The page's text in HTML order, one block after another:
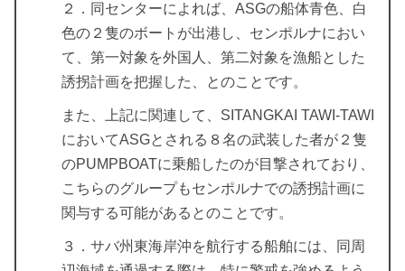
２．同センターによれば、ASGの船体青色、白
色の２隻のボートが出港し、センポルナにおい
て、第一対象を外国人、第二対象を漁船とした
誘拐計画を把握した、とのことです。
また、上記に関連して、SITANGKAI TAWI-TAWI
においてASGとされる８名の武装した者が２隻
のPUMPBOATに乗船したのが目撃されており、
こちらのグループもセンポルナでの誘拐計画に
関与する可能があるとのことです。
３．サバ州東海岸沖を航行する船舶には、同周